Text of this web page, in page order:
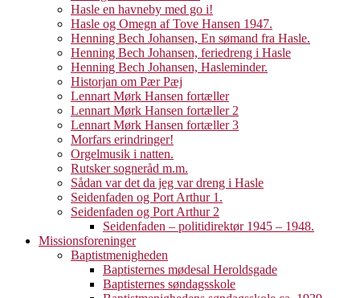
Hasle en havneby med go i!
Hasle og Omegn af Tove Hansen 1947.
Henning Bech Johansen, En sømand fra Hasle.
Henning Bech Johansen, feriedreng i Hasle
Henning Bech Johansen, Hasleminder.
Historjan om Pær Pæj
Lennart Mørk Hansen fortæller
Lennart Mørk Hansen fortæller 2
Lennart Mørk Hansen fortæller 3
Morfars erindringer!
Orgelmusik i natten.
Rutsker sogneråd m.m.
Sådan var det da jeg var dreng i Hasle
Seidenfaden og Port Arthur 1.
Seidenfaden og Port Arthur 2
Seidenfaden – politidirektør 1945 – 1948.
Missionsforeninger
Baptistmenigheden
Baptisternes mødesal Heroldsgade
Baptisternes søndagsskole